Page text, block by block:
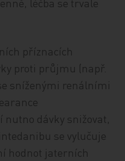
příznacích
proti průjmu (např.
sníženými renálními
dávky snižovat,
se vylučuje
hodnot jaterních